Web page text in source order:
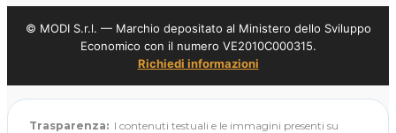
© MODI S.r.l. — Marchio depositato al Ministero dello Sviluppo
Economico con il numero VE2010C000315.
Richiedi informazioni
Trasparenza: I contenuti testuali e le immagini presenti su